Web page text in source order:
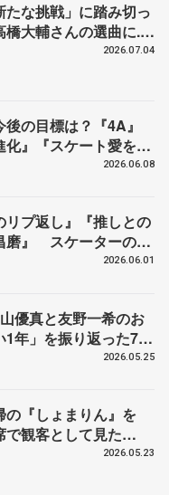
たな挑戦」に踏み切っ
大輔さんの選曲に...
宿】
2026.07.04
の目標は？『4A』
化』『スケート愛を深
のゲームコーナーも
2026.06.08
リプ返し』『推しとの
磨』 スケーターの三
【コラントッテ・トー
2026.06.01
優真と友野一希のお
年」を振り返った7人
・トークイベント②】
2026.05.25
の『しょまりん』を
で観客として見た
宮原知子さん、田中
2026.05.23